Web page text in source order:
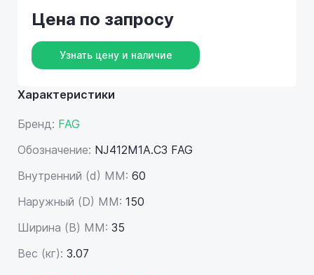
Характеристики
Бренд: FAG
Обозначение: NJ412M1A.C3 FAG
Внутренний (d) ММ: 60
Наружный (D) ММ: 150
Ширина (B) MM: 35
Вес (кг): 3.07
Цена по запросу
Узнать цену и наличие